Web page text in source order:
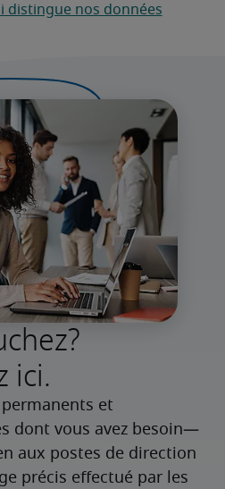
distingue nos données
ici.
et
dont vous avez besoin—
aux postes de direction
précis effectué par les